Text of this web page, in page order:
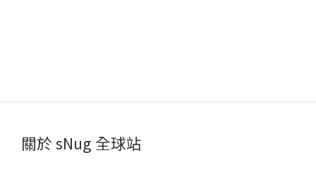
關於 sNug 全球站